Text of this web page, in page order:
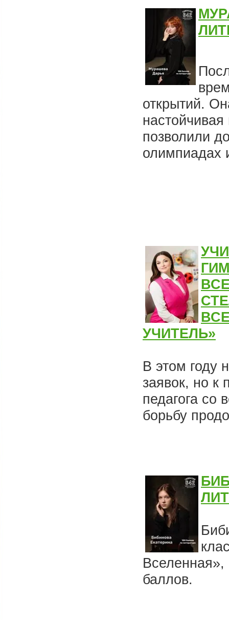
открытий.
позволили
олимпиадах
УЧИТЕЛЬ»
В этом году
заявок, но
педагога со
борьбу
баллов.